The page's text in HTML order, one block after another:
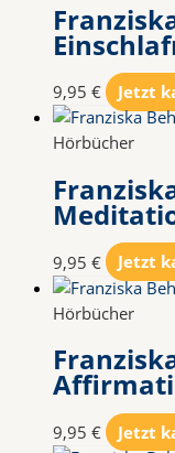
9,95 € Jetzt
Hörbücher
9,95 € Jetzt
Hörbücher
9,95 € Jetzt